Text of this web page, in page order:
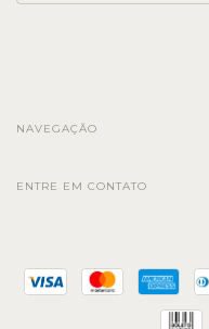
NAVEGAÇÃO
ENTRE EM CONTATO